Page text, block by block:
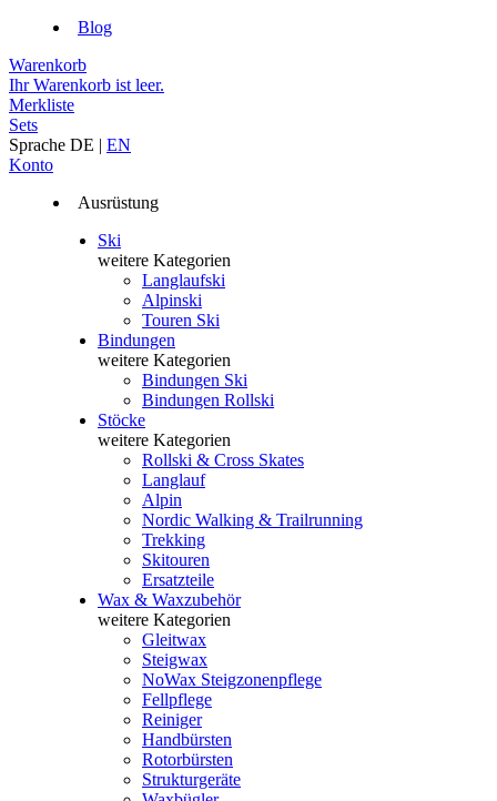
Blog
Warenkorb
Ihr Warenkorb ist leer.
Merkliste
Sets
Sprache DE | EN
Konto
Ausrüstung
Ski
weitere Kategorien
Langlaufski
Alpinski
Touren Ski
Bindungen
weitere Kategorien
Bindungen Ski
Bindungen Rollski
Stöcke
weitere Kategorien
Rollski & Cross Skates
Langlauf
Alpin
Nordic Walking & Trailrunning
Trekking
Skitouren
Ersatzteile
Wax & Waxzubehör
weitere Kategorien
Gleitwax
Steigwax
NoWax Steigzonenpflege
Fellpflege
Reiniger
Handbürsten
Rotorbürsten
Strukturgeräte